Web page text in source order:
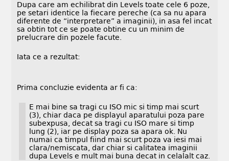
Dupa care am echilibrat din Levels toate cele 6 poze,
pe setari identice la fiecare pereche (ca sa nu apara
diferente de “interpretare” a imaginii), in asa fel incat
sa obtin tot ce se poate obtine cu un minim de
prelucrare din pozele facute.
Iata ce a rezultat:
Prima concluzie evidenta ar fi ca:
E mai bine sa tragi cu ISO mic si timp mai scurt
(3), chiar daca pe displayul aparatului poza pare
subexpusa, decat sa tragi cu ISO mare si timp
lung (2), iar pe display poza sa apara ok. Nu
numai ca timpul fiind mai scurt poza va iesi mai
clara/nemiscata, dar chiar si calitatea imaginii
dupa Levels e mult mai buna decat in celalalt caz.